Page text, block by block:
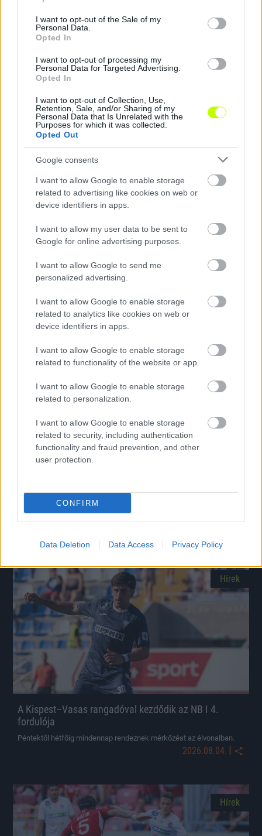
use your data for below specified purposes in below Google
consent section.
I want to opt-out of the Sale of my
Personal Data.
Opted In
I want to opt-out of processing my
Personal Data for Targeted Advertising.
Opted In
I want to opt-out of Collection, Use,
Retention, Sale, and/or Sharing of my
Personal Data that Is Unrelated with the
Purposes for which it was collected.
Opted Out
Google consents
I want to allow Google to enable storage
related to advertising like cookies on web or
device identifiers in apps.
I want to allow my user data to be sent to
Google for online advertising purposes.
I want to allow Google to send me
personalized advertising.
I want to allow Google to enable storage
related to analytics like cookies on web or
device identifiers in apps.
I want to allow Google to enable storage
related to functionality of the website or app.
I want to allow Google to enable storage
related to personalization.
I want to allow Google to enable storage
related to security, including authentication
functionality and fraud prevention, and other
user protection.
CONFIRM
Data Deletion Data Access Privacy Policy
Megosztás:
KAPCSOLÓDÓ HÍREK
Hírek
mégis a Puskás Akadémia nyert
Colley a hosszabbítás végén döntötte el a forduló pénteki
2026.08.07.
Hírek
A Honvéd kérésére elhalasztották a korábban kiszabott
szektorbezárás végrehajtását.
Hírek
A Kispest–Vasas rangadóval kezdődik az NB I 4.
fordulója
Péntektől hétfőig mindennap rendeznek mérkőzést az élvonalban.
2026.08.04. |
Hírek